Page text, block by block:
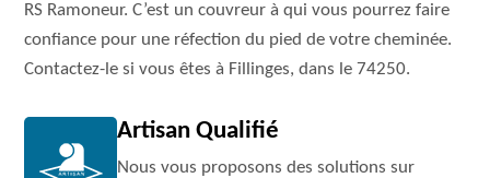
RS Ramoneur. C’est un couvreur à qui vous pourrez faire
confiance pour une réfection du pied de votre cheminée.
Contactez-le si vous êtes à Fillinges, dans le 74250.
Artisan Qualifié
Nous vous proposons des solutions sur